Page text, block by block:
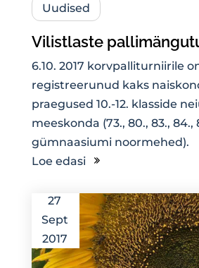
Uudised
Vilistlaste
6.10. 2017 korvpalliturniirile
registreerunud kaks
praegused 10.-12. klasside
meeskonda (73., 80., 83., 84.,
gümnaasiumi noormehed).
Loe edasi
27
Sept
2017